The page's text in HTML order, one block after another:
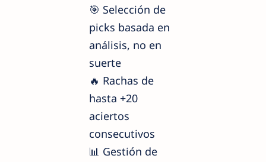
🎯 Selección de
picks basada en
análisis, no en
suerte
🔥 Rachas de
hasta +20
aciertos
consecutivos
📊 Gestión de